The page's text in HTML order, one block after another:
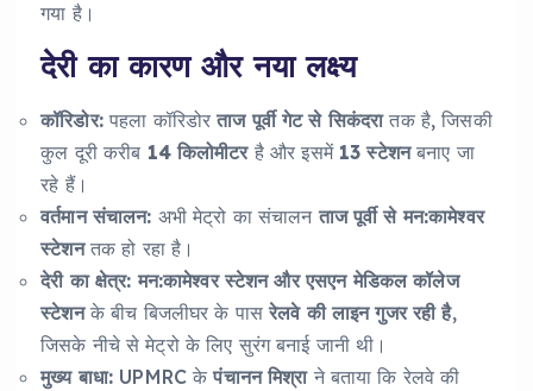
गया है।
देरी का कारण और नया लक्ष्य
कॉरिडोर:पहला कॉरिडोरताज पूर्वी गेट से सिकंदरातक है, जिसकी
कुल दूरी करीब 14 किलोमीटरहै और इसमें 13 स्टेशनबनाए जा
रहे हैं।
वर्तमान संचालन: अभी मेट्रो का संचालनताज पूर्वी से मन:कामेश्वर
स्टेशनतक हो रहा है।
देरी का क्षेत्र: मन:कामेश्वर स्टेशन और एसएन मेडिकल कॉलेज
स्टेशनके बीच बिजलीघर के पासरेलवे की लाइन गुजर रही है,
जिसके नीचे से मेट्रो के लिए सुरंग बनाई जानी थी।
मुख्य बाधा: UPMRC केपंचानन मिश्राने बताया कि रेलवे की